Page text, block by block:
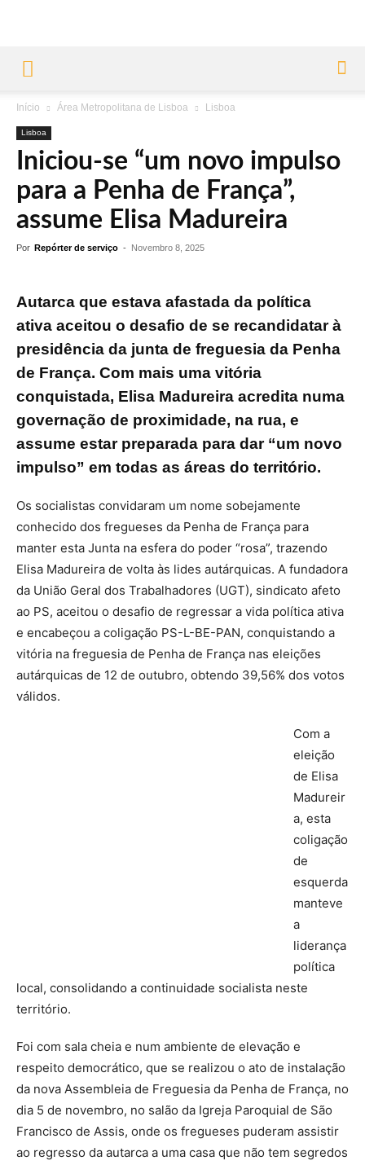
Início Área Metropolitana de Lisboa Lisboa
Lisboa
Iniciou-se “um novo impulso
para a Penha de França”,
assume Elisa Madureira
Por Repórter de serviço - Novembro 8, 2025
Autarca que estava afastada da política
ativa aceitou o desafio de se recandidatar à
presidência da junta de freguesia da Penha
de França. Com mais uma vitória
conquistada, Elisa Madureira acredita numa
governação de proximidade, na rua, e
assume estar preparada para dar “um novo
impulso” em todas as áreas do território.
Os socialistas convidaram um nome sobejamente
conhecido dos fregueses da Penha de França para
manter esta Junta na esfera do poder “rosa”, trazendo
Elisa Madureira de volta às lides autárquicas. A fundadora
da União Geral dos Trabalhadores (UGT), sindicato afeto
ao PS, aceitou o desafio de regressar a vida política ativa
e encabeçou a coligação PS-L-BE-PAN, conquistando a
vitória na freguesia de Penha de França nas eleições
autárquicas de 12 de outubro, obtendo 39,56% dos votos
válidos.
Com a
eleição
de Elisa
Madureir
a, esta
coligação
de
esquerda
manteve
a
liderança
política
local, consolidando a continuidade socialista neste
território.
Foi com sala cheia e num ambiente de elevação e
respeito democrático, que se realizou o ato de instalação
da nova Assembleia de Freguesia da Penha de França, no
dia 5 de novembro, no salão da Igreja Paroquial de São
Francisco de Assis, onde os fregueses puderam assistir
ao regresso da autarca a uma casa que não tem segredos